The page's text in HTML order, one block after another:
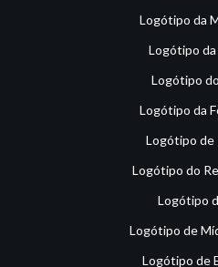
Logótipo da
Logótipo
Logótipo
Logótipo da
Logótipo de
Logótipo do
Logótipo
Logótipo de
Logótipo de